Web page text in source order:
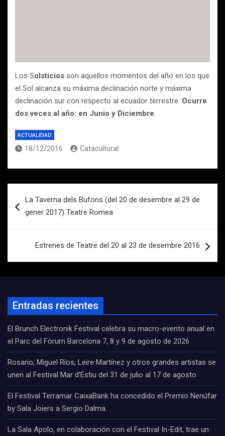
Los Solsticios son aquellos momentos del año en los que
el Sol alcanza su máxima declinación norte y máxima
declinación sur con respecto al ecuador terrestre. Ocurre
dos veces al año: en Junio y Diciembre.
ACTUALIDAD
18/12/2016 Catacultural
de
La Taverna dels Bufons (del 20 de desembre al 29 de
gener 2017) Teatre Romea
Estrenes de Teatre del 20 al 23 de desembre 2016
Entradas recientes
El Brunch Electronik Festival celebra su macro-evento anual en
el Parc del Fòrum Barcelona 7, 8 y 9 de agosto de 2026
Rosario, Miguel Ríos, Leire Martínez y otros grandes artistas se
unen al Festival Mar d’Estiu del 31 de julio al 17 de agosto
El Festival Terramar CaixaBank ha concedido el Premio Nenúfar
by Sala Joiers a Sergio Dalma.
La Sala Apolo, en colaboración con el Festival In-Edit, trae un